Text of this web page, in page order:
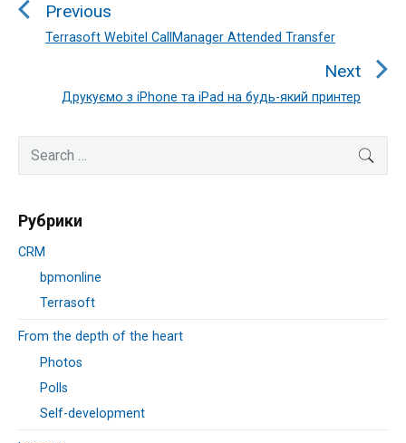
записям
Previous
Previous
Terrasoft Webitel CallManager Attended Transfer
Next
Next
Друкуємо з iPhone та iPad на будь-який принтер
Primary
Sidebar
for:
Рубрики
CRM
bpmonline
Terrasoft
From the depth of the heart
Photos
Polls
Self-development